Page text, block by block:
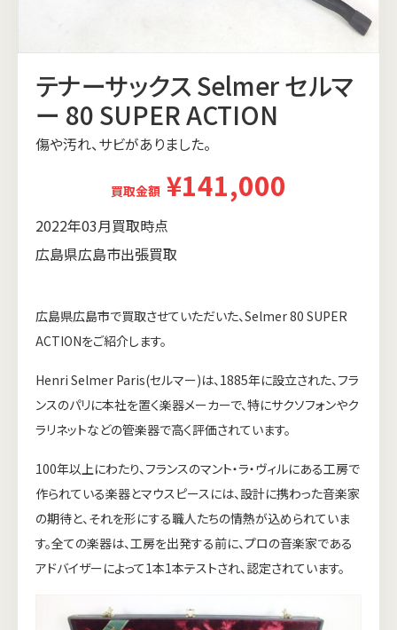
テナーサックス Selmer セルマ
ー 80 SUPER ACTION
傷や汚れ、サビがありました。
買取金額 ¥141,000
2022年03月買取時点
広島県広島市出張買取
広島県広島市で買取させていただいた、Selmer 80 SUPER
ACTIONをご紹介します。
Henri Selmer Paris(セルマー)は、1885年に設立された、フラ
ンスのパリに本社を置く楽器メーカーで、特にサクソフォンやク
ラリネットなどの管楽器で高く評価されています。
100年以上にわたり、フランスのマント・ラ・ヴィルにある工房で
作られている楽器とマウスピースには、設計に携わった音楽家
の期待と、それを形にする職人たちの情熱が込められていま
す。全ての楽器は、工房を出発する前に、プロの音楽家である
アドバイザーによって1本1本テストされ、認定されています。